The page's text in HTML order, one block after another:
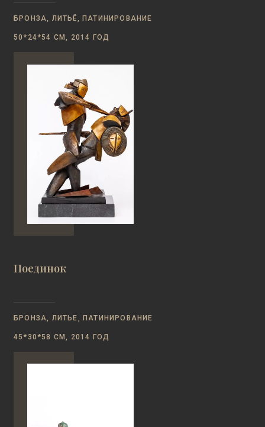
БРОНЗА, ЛИТЬЁ, ПАТИНИРОВАНИЕ
50*24*54 СМ, 2014 ГОД
Поединок
БРОНЗА, ЛИТЬЕ, ПАТИНИРОВАНИЕ
45*30*58 СМ, 2014 ГОД